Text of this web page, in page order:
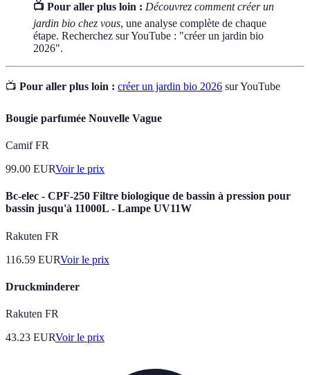
📺 Pour aller plus loin : Découvrez comment créer un
jardin bio chez vous, une analyse complète de chaque
étape. Recherchez sur YouTube : "créer un jardin bio
2026".
📺 Pour aller plus loin : créer un jardin bio 2026 sur YouTube
Bougie parfumée Nouvelle Vague
Camif FR
99.00 EURVoir le prix
Bc-elec - CPF-250 Filtre biologique de bassin à pression pour
bassin jusqu'à 11000L - Lampe UV11W
Rakuten FR
116.59 EURVoir le prix
Druckminderer
Rakuten FR
43.23 EURVoir le prix